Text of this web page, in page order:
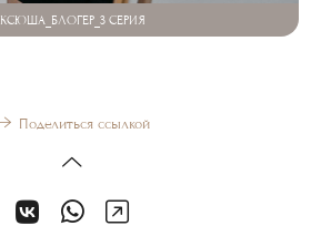
КСЮША_БЛОГЕР_3 СЕРИЯ
Поделиться ссылкой